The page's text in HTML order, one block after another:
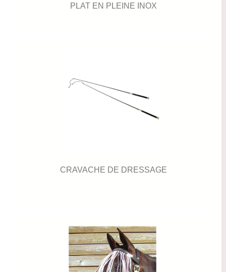
PLAT EN PLEINE INOX
CRAVACHE DE DRESSAGE